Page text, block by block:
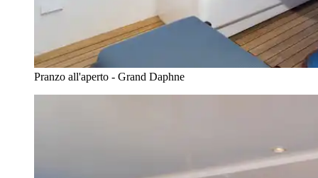
Pranzo all'aperto - Grand Daphne